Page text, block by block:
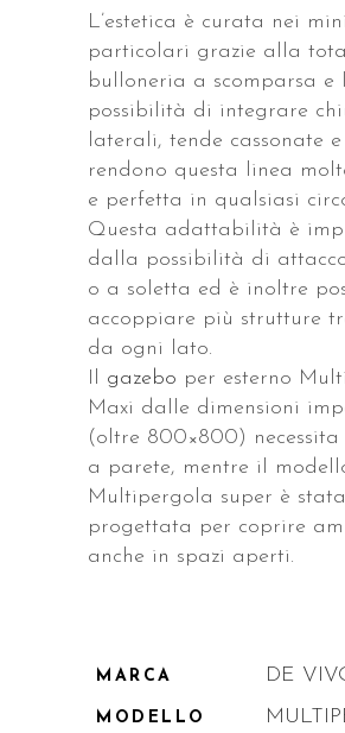
L’estetica è curata nei
particolari grazie alla
bulloneria a scomparsa e
possibilità di integrare
laterali, tende cassonate
rendono questa linea
e perfetta in qualsiasi
Questa adattabilità è
dalla possibilità di
o a soletta ed è inoltre
accoppiare più strutture
da ogni lato.
gazebo per esterno
Maxi dalle dimensioni
(oltre 800×800)
a parete, mentre il
Multipergola super è stata
progettata per coprire
anche in spazi aperti.
MARCA DE
MODELLO